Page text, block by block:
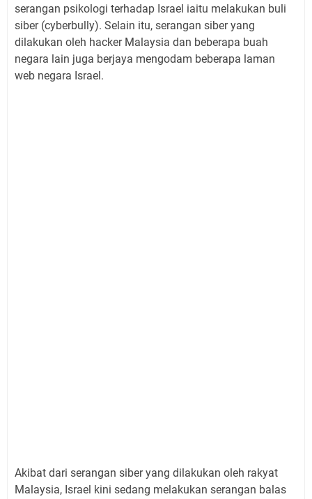
serangan psikologi terhadap Israel iaitu melakukan buli
siber (cyberbully). Selain itu, serangan siber yang
dilakukan oleh hacker Malaysia dan beberapa buah
negara lain juga berjaya mengodam beberapa laman
web negara Israel.
Akibat dari serangan siber yang dilakukan oleh rakyat
Malaysia, Israel kini sedang melakukan serangan balas